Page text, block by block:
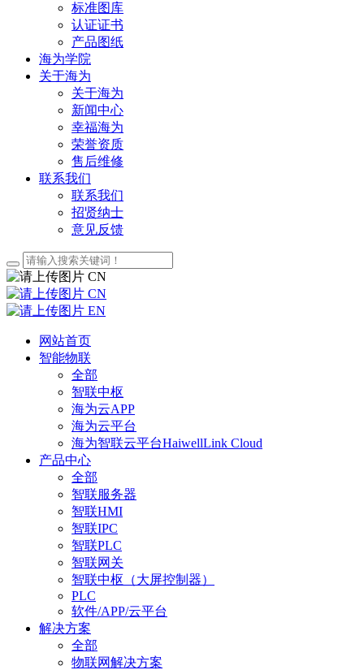
标准图库
认证证书
产品图纸
海为学院
关于海为
关于海为
新闻中心
幸福海为
荣誉资质
售后维修
联系我们
联系我们
招贤纳士
意见反馈
CN
CN
EN
网站首页
智能物联
全部
智联中枢
海为云APP
海为云平台
海为智联云平台HaiwellLink Cloud
产品中心
全部
智联服务器
智联HMI
智联IPC
智联PLC
智联网关
智联中枢（大屏控制器）
PLC
软件/APP/云平台
解决方案
全部
物联网解决方案